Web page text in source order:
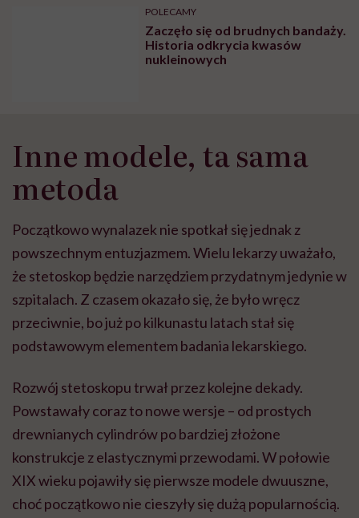
POLECAMY
Zaczęło się od brudnych bandaży.
Historia odkrycia kwasów
nukleinowych
Inne modele, ta sama
metoda
Początkowo wynalazek nie spotkał się jednak z
powszechnym entuzjazmem. Wielu lekarzy uważało,
że stetoskop będzie narzędziem przydatnym jedynie w
szpitalach. Z czasem okazało się, że było wręcz
przeciwnie, bo już po kilkunastu latach stał się
podstawowym elementem badania lekarskiego.
Rozwój stetoskopu trwał przez kolejne dekady.
Powstawały coraz to nowe wersje – od prostych
drewnianych cylindrów po bardziej złożone
konstrukcje z elastycznymi przewodami. W połowie
XIX wieku pojawiły się pierwsze modele dwuuszne,
choć początkowo nie cieszyły się dużą popularnością.